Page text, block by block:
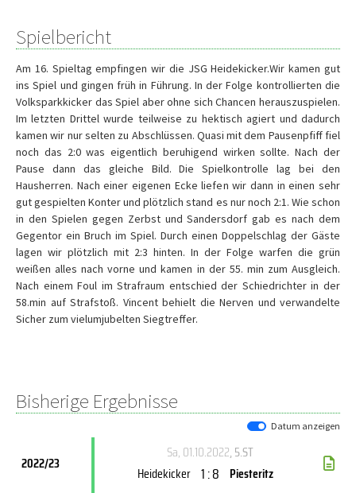
Spielbericht
Am 16. Spieltag empfingen wir die JSG Heidekicker.Wir kamen gut
ins Spiel und gingen früh in Führung. In der Folge kontrollierten die
Volksparkkicker das Spiel aber ohne sich Chancen herauszuspielen.
Im letzten Drittel wurde teilweise zu hektisch agiert und dadurch
kamen wir nur selten zu Abschlüssen. Quasi mit dem Pausenpfiff fiel
noch das 2:0 was eigentlich beruhigend wirken sollte. Nach der
Pause dann das gleiche Bild. Die Spielkontrolle lag bei den
Hausherren. Nach einer eigenen Ecke liefen wir dann in einen sehr
gut gespielten Konter und plötzlich stand es nur noch 2:1. Wie schon
in den Spielen gegen Zerbst und Sandersdorf gab es nach dem
Gegentor ein Bruch im Spiel. Durch einen Doppelschlag der Gäste
lagen wir plötzlich mit 2:3 hinten. In der Folge warfen die grün
weißen alles nach vorne und kamen in der 55. min zum Ausgleich.
Nach einem Foul im Strafraum entschied der Schiedrichter in der
58.min auf Strafstoß. Vincent behielt die Nerven und verwandelte
Sicher zum vielumjubelten Siegtreffer.
Bisherige Ergebnisse
Datum anzeigen
2022/23
Sa, 01.10.2022, 5.ST
Heidekicker 1 : 8 Piesteritz